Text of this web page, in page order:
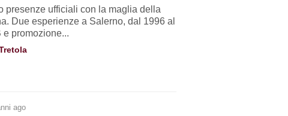
presenze ufficiali con la maglia della
Due esperienze a Salerno, dal 1996 al
e promozione...
ago